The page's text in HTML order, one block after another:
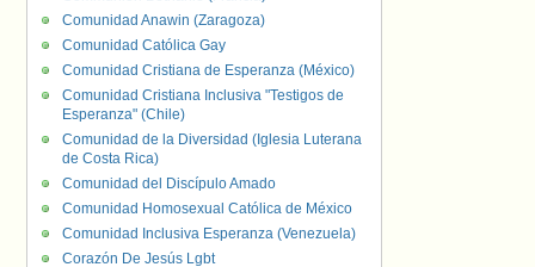
Comunidad Anawin (Zaragoza)
Comunidad Católica Gay
Comunidad Cristiana de Esperanza (México)
Comunidad Cristiana Inclusiva "Testigos de
Esperanza" (Chile)
Comunidad de la Diversidad (Iglesia Luterana
de Costa Rica)
Comunidad del Discípulo Amado
Comunidad Homosexual Católica de México
Comunidad Inclusiva Esperanza (Venezuela)
Corazón De Jesús Lgbt